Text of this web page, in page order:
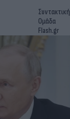
Συντακτική
Ομάδα
Flash.gr